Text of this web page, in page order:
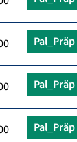
Pal_Präp
Pal_Präp
Pal_Präp